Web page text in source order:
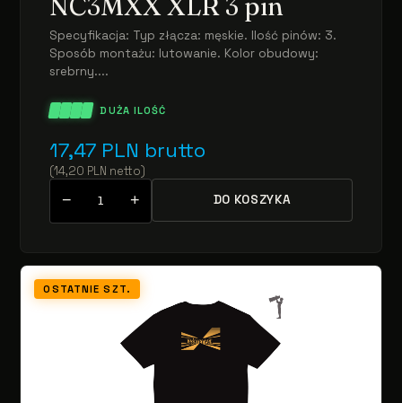
Specyfikacja: Typ złącza: męskie. Ilość pinów: 3.
Sposób montażu: lutowanie. Kolor obudowy:
srebrny....
DUŻA ILOŚĆ
17,47 PLN brutto
(14,20 PLN netto)
− + DO KOSZYKA
OSTATNIE SZT.